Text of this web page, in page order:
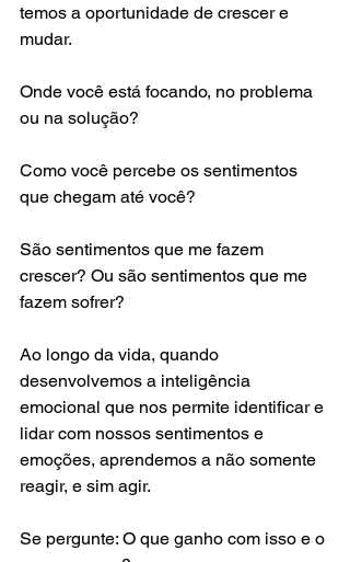
temos a oportunidade de crescer e
mudar.
Onde você está focando, no problema
ou na solução?
Como você percebe os sentimentos
que chegam até você?
São sentimentos que me fazem
crescer? Ou são sentimentos que me
fazem sofrer?
Ao longo da vida, quando
desenvolvemos a inteligência
emocional que nos permite identificar e
lidar com nossos sentimentos e
emoções, aprendemos a não somente
reagir, e sim agir.
Se pergunte: O que ganho com isso e o